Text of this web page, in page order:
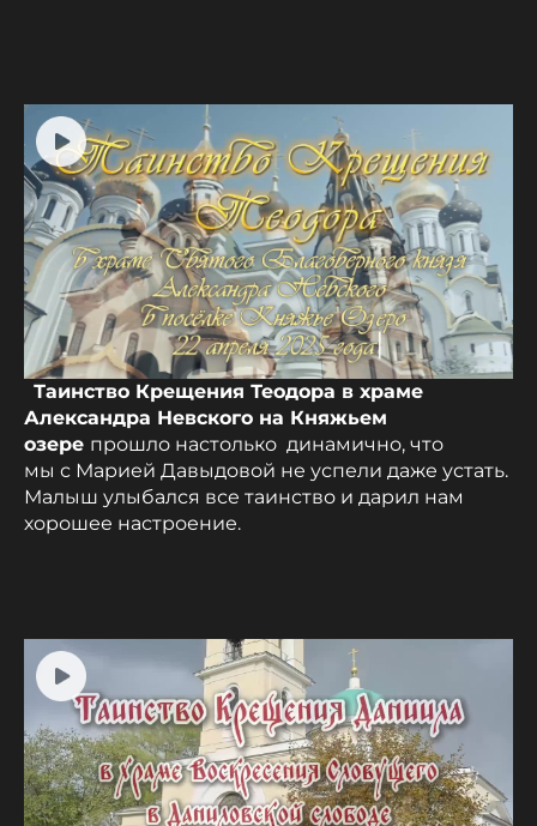
Таинство Крещения Теодора в храме
Александра Невского на Княжьем
озере прошло настолько динамично, что
мы с Марией Давыдовой не успели даже устать.
Малыш улыбался все таинство и дарил нам
хорошее настроение.